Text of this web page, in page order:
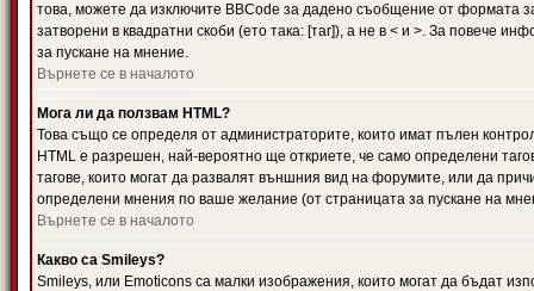
това, можете да изключите BBCode за дадено съобщение от формата
затворени в квадратни скоби (ето така: [таг]), а не в < и >. За повече
за пускане на мнение.
Върнете се в началото
Мога ли да ползвам HTML?
Това също се определя от администраторите, които имат пълен
HTML е разрешен, най-вероятно ще откриете, че само определени
тагове, които могат да развалят външния вид на форумите, или да
определени мнения по ваше желание (от страницата за пускане на
Върнете се в началото
Какво са Smileys?
Smileys, или Emoticons са малки изображения, които могат да бъдат